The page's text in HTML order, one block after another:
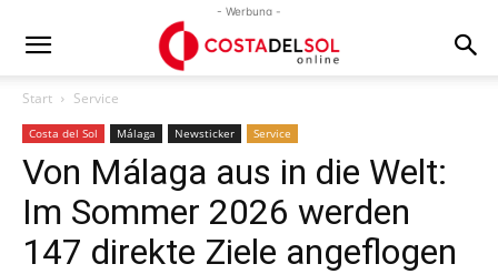
- Werbung -
Start Service
Costa del Sol Málaga Newsticker Service
Von Málaga aus in die Welt:
Im Sommer 2026 werden
147 direkte Ziele angeflogen